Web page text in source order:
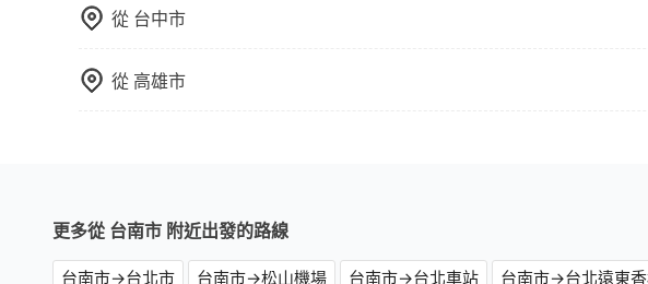
從 台中市
從 高雄市
更多從 台南市 附近出發的路線
台南市→台北市 台南市→松山機場 台南市→台北車站 台南市→台北遠東